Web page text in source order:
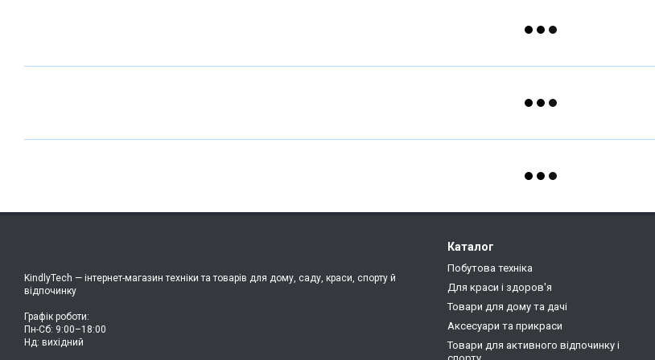
KindlyTech — інтернет-магазин техніки та товарів для дому, саду, краси, спорту й
відпочинку
Графік роботи:
Пн-Сб: 9:00–18:00
Нд: вихідний
Каталог
Побутова техніка
Для краси і здоров'я
Товари для дому та дачі
Аксесуари та прикраси
Товари для активного відпочинку і